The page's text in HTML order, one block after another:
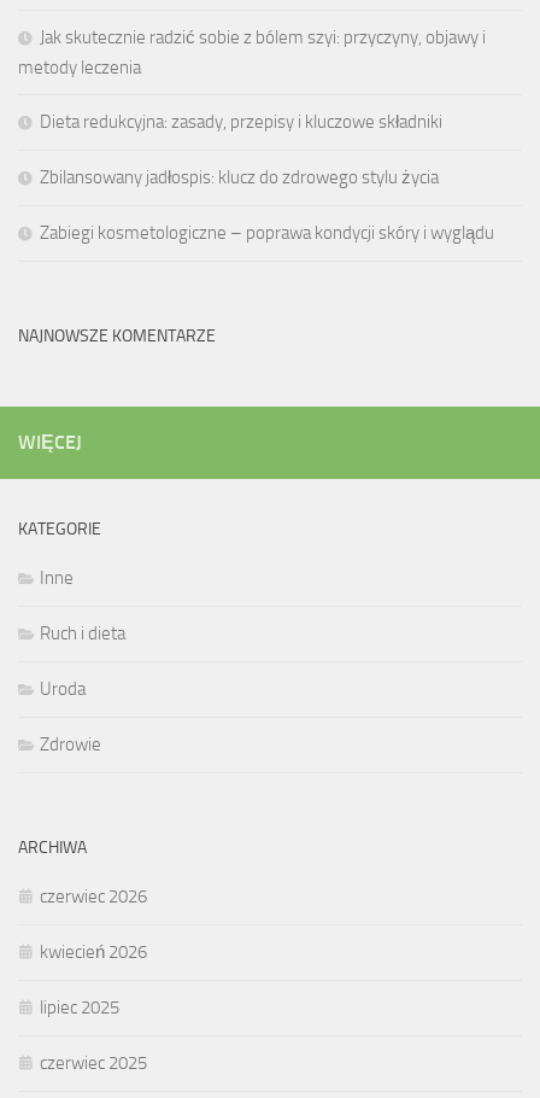
Jak skutecznie radzić sobie z bólem szyi: przyczyny, objawy i
metody leczenia
Dieta redukcyjna: zasady, przepisy i kluczowe składniki
Zbilansowany jadłospis: klucz do zdrowego stylu życia
Zabiegi kosmetologiczne – poprawa kondycji skóry i wyglądu
NAJNOWSZE KOMENTARZE
WIĘCEJ
KATEGORIE
Inne
Ruch i dieta
Uroda
Zdrowie
ARCHIWA
czerwiec 2026
kwiecień 2026
lipiec 2025
czerwiec 2025